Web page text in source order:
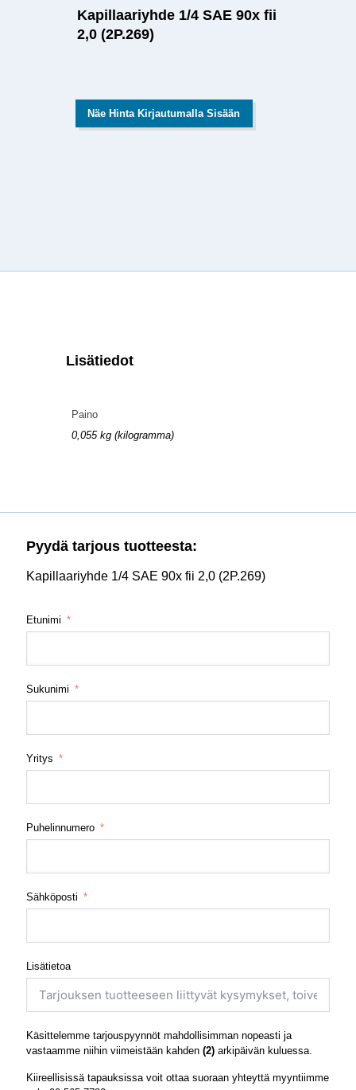
Kapillaariyhde 1/4 SAE 90x fii
2,0 (2P.269)
Näe Hinta Kirjautumalla Sisään
Lisätiedot
Paino
0,055 kg (kilogramma)
Pyydä tarjous tuotteesta:
Kapillaariyhde 1/4 SAE 90x fii 2,0 (2P.269)
Etunimi
Sukunimi
Yritys
Puhelinnumero
Sähköposti
Lisätietoa
Käsittelemme tarjouspyynnöt mahdollisimman nopeasti ja
vastaamme niihin viimeistään kahden (2) arkipäivän kuluessa.
Kiireellisissä tapauksissa voit ottaa suoraan yhteyttä myyntiimme